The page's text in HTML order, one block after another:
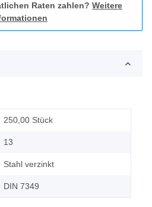
Raten zahlen? Weitere
250,00 Stück
13
Stahl verzinkt
DIN 7349